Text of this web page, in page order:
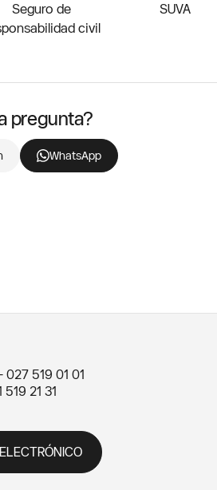
Seguro de
civil
SUVA
pregunta?
WhatsApp
027 519 01 01
519 21 31